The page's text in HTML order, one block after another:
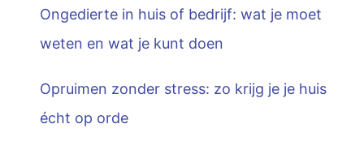
Ongedierte in huis of bedrijf: wat je moet
weten en wat je kunt doen
Opruimen zonder stress: zo krijg je je huis
écht op orde